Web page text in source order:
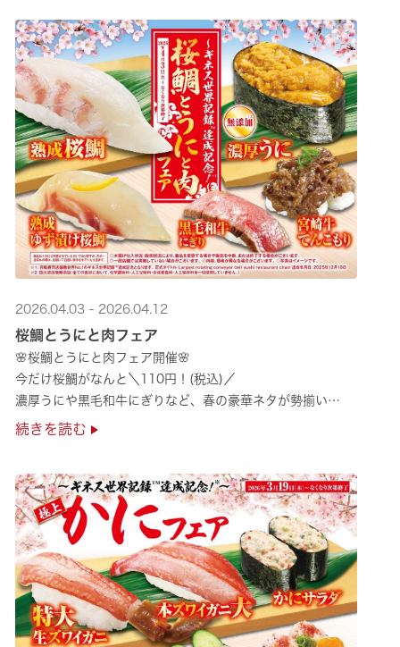
是非お越しください✨
2026.04.03 - 2026.04.12
桜鯛とうにと肉フェア
🌸桜鯛とうにと肉フェア開催🌸
今だけ桜鯛がなんと＼110円！(税込)／
濃厚うにや黒毛和牛にぎりなど、春の豪華ネタが勢揃い
是非お越しください✨
続きを読む